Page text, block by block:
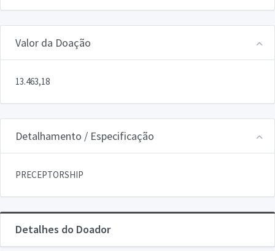
Valor da Doação
13.463,18
Detalhamento / Especificação
PRECEPTORSHIP
Detalhes do Doador